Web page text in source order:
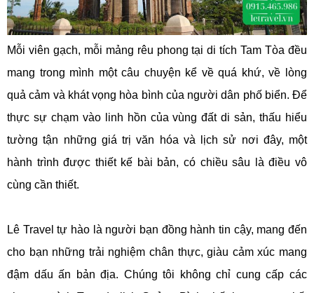
Mỗi viên gạch, mỗi mảng rêu phong tại di tích Tam Tòa đều
mang trong mình một câu chuyện kể về quá khứ, về lòng
quả cảm và khát vọng hòa bình của người dân phố biển. Để
thực sự chạm vào linh hồn của vùng đất di sản, thấu hiểu
tường tận những giá trị văn hóa và lịch sử nơi đây, một
hành trình được thiết kế bài bản, có chiều sâu là điều vô
cùng cần thiết.
Lê Travel tự hào là người bạn đồng hành tin cậy, mang đến
cho bạn những trải nghiệm chân thực, giàu cảm xúc mang
đậm dấu ấn bản địa. Chúng tôi không chỉ cung cấp các